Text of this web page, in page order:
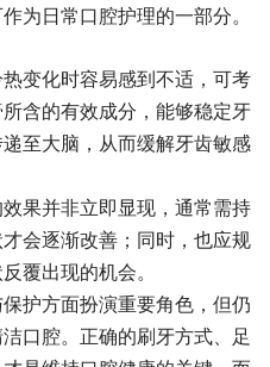
为日常口腔护理的一部分。
变化时容易感到不适，可考
含的有效成分，能够稳定牙
至大脑，从而缓解牙齿敏感
果并非立即显现，通常需持
会逐渐改善；同时，也应规
覆出现的机会。
护方面扮演重要角色，但仍
口腔。正确的刷牙方式、足